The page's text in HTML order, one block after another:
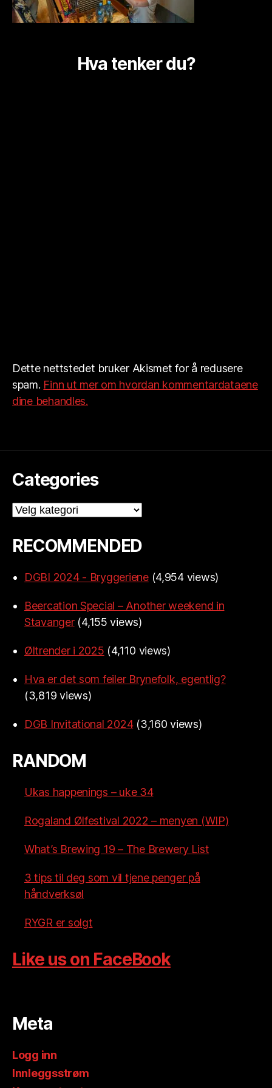
Hva tenker du?
Dette nettstedet bruker Akismet for å redusere
spam. Finn ut mer om hvordan kommentardataene
dine behandles.
Categories
Categories
RECOMMENDED
DGBI 2024 - Bryggeriene (4,954 views)
Beercation Special – Another weekend in
Stavanger (4,155 views)
Øltrender i 2025 (4,110 views)
Hva er det som feiler Brynefolk, egentlig?
(3,819 views)
DGB Invitational 2024 (3,160 views)
RANDOM
Ukas happenings – uke 34
Rogaland Ølfestival 2022 – menyen (WIP)
What’s Brewing 19 – The Brewery List
3 tips til deg som vil tjene penger på
håndverksøl
RYGR er solgt
Like us on FaceBook
Meta
Logg inn
Innleggsstrøm